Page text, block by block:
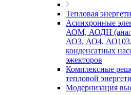
Тепловая
Асинхронные
АОМ, АОДН
АО3, АО4, АО103,
конденсатных
эжекторов
Комплексные
тепловой
Модернизация